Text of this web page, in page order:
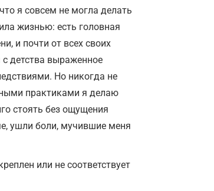
я совсем не могла делать
жизнью: есть головная
и почти от всех своих
детства выраженное
Но никогда не
практиками я делаю
стоять без ощущения
ушли боли, мучившие меня
или не соответствует